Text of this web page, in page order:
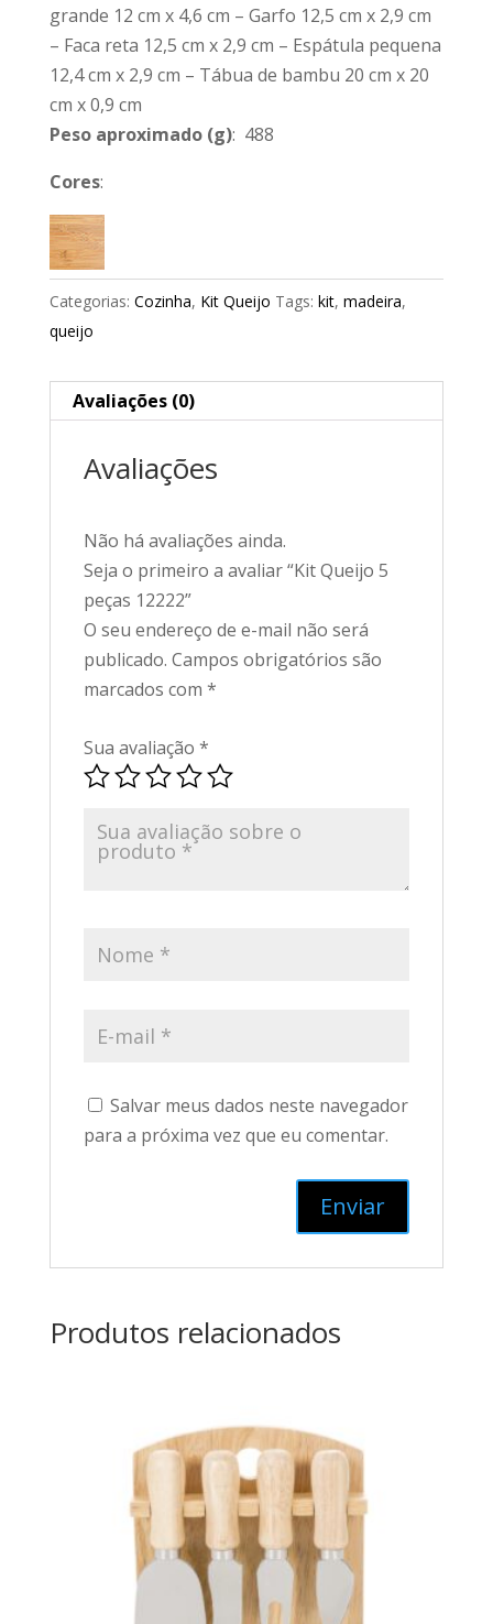
grande 12 cm x 4,6 cm – Garfo 12,5 cm x 2,9 cm
– Faca reta 12,5 cm x 2,9 cm – Espátula pequena
12,4 cm x 2,9 cm – Tábua de bambu 20 cm x 20
cm x 0,9 cm
Peso aproximado(g): 488
Cores:
Categorias: Cozinha, Kit Queijo Tags: kit, madeira,
queijo
Avaliações (0)
Avaliações
Não há avaliações ainda.
Seja o primeiro a avaliar “Kit Queijo 5
peças 12222”
O seu endereço de e-mail não será
publicado. Campos obrigatórios são
marcados com *
Sua avaliação *
Salvar meus dados neste navegador
para a próxima vez que eu comentar.
Produtos relacionados